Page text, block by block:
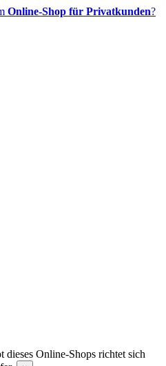
Online-Shop für Privatkunden?
dieses Online-Shops richtet sich